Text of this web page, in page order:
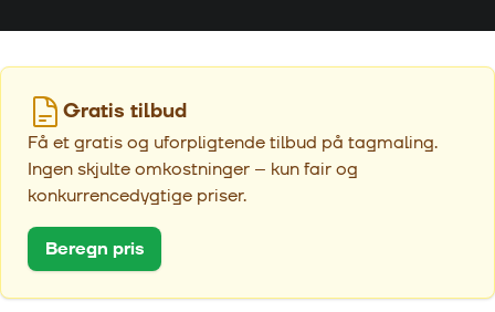
Gratis tilbud
Få et gratis og uforpligtende tilbud på tagmaling.
Ingen skjulte omkostninger – kun fair og
konkurrencedygtige priser.
Beregn pris